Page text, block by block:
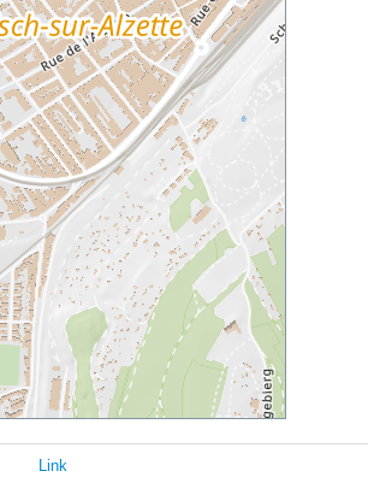
Link